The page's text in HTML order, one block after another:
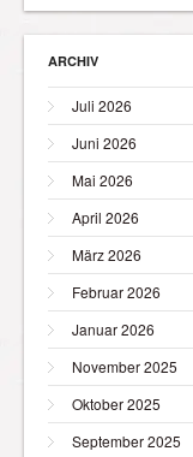
ARCHIV
Juli 2026
Juni 2026
Mai 2026
April 2026
März 2026
Februar 2026
Januar 2026
November 2025
Oktober 2025
September 2025